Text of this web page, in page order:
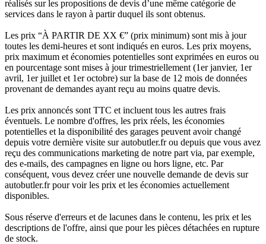
réalisés sur les propositions de devis d’une même catégorie de
services dans le rayon à partir duquel ils sont obtenus.
Les prix “À PARTIR DE XX €” (prix minimum) sont mis à jour
toutes les demi-heures et sont indiqués en euros. Les prix moyens,
prix maximum et économies potentielles sont exprimées en euros ou
en pourcentage sont mises à jour trimestriellement (1er janvier, 1er
avril, 1er juillet et 1er octobre) sur la base de 12 mois de données
provenant de demandes ayant reçu au moins quatre devis.
Les prix annoncés sont TTC et incluent tous les autres frais
éventuels. Le nombre d'offres, les prix réels, les économies
potentielles et la disponibilité des garages peuvent avoir changé
depuis votre dernière visite sur autobutler.fr ou depuis que vous avez
reçu des communications marketing de notre part via, par exemple,
des e-mails, des campagnes en ligne ou hors ligne, etc. Par
conséquent, vous devez créer une nouvelle demande de devis sur
autobutler.fr pour voir les prix et les économies actuellement
disponibles.
Sous réserve d'erreurs et de lacunes dans le contenu, les prix et les
descriptions de l'offre, ainsi que pour les pièces détachées en rupture
de stock.